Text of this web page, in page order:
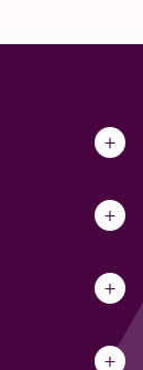
+
+
+
+